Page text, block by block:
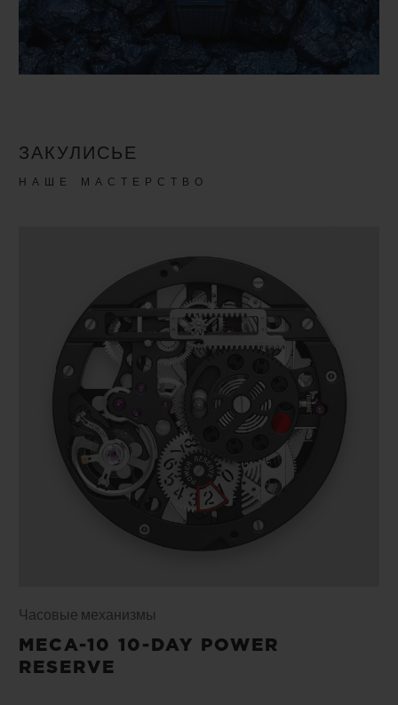
ЗАКУЛИСЬЕ
НАШЕ МАСТЕРСТВО
Часовые механизмы
MECA-10 10-DAY POWER
RESERVE